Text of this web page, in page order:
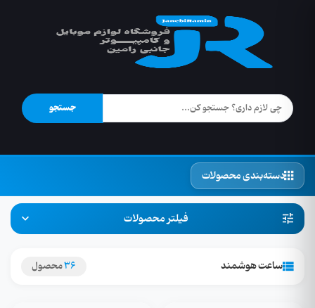
جستجو
دسته‌بندی محصولات
فیلتر محصولات
ساعت هوشمند 36محصول